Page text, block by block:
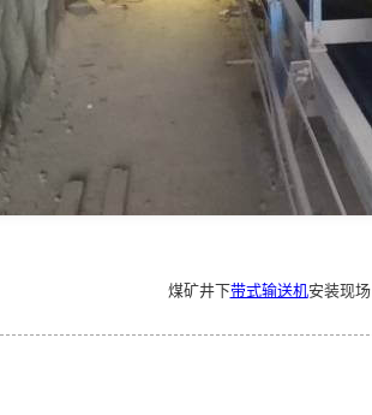
煤矿井下带式输送机安装现场